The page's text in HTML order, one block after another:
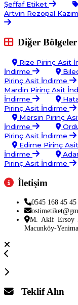
Şeffaf Etiket
Artvin Rezopal
Diğer Bölgeler
Rize Pirinç Asit
İndirme
Pirinç Asit İndirme
Mardin Pirinç Asit
İndirme
Pirinç Asit İndirme
Mersin Pirinç
İndirme
Pirinç Asit İndirme
Edirne Pirinç
İndirme
Pirinç Asit İndirme
İletişim
0545 168 45 45
M. Akif Ersoy
Macunköy-
Teklif Alın